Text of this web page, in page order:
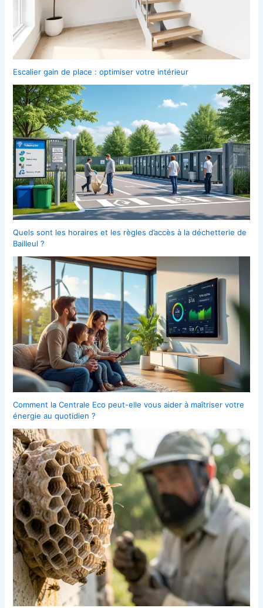
Escalier gain de place : optimiser votre intérieur
Quels sont les horaires et les règles d’accès à la déchetterie de
Bailleul ?
Comment la Centrale Eco peut-elle vous aider à maîtriser votre
énergie au quotidien ?